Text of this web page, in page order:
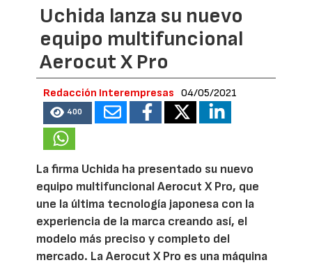
Uchida lanza su nuevo
equipo multifuncional
Aerocut X Pro
Redacción Interempresas 04/05/2021
400
La firma Uchida ha presentado su nuevo
equipo multifuncional Aerocut X Pro, que
une la última tecnología japonesa con la
experiencia de la marca creando así, el
modelo más preciso y completo del
mercado. La Aerocut X Pro es una máquina